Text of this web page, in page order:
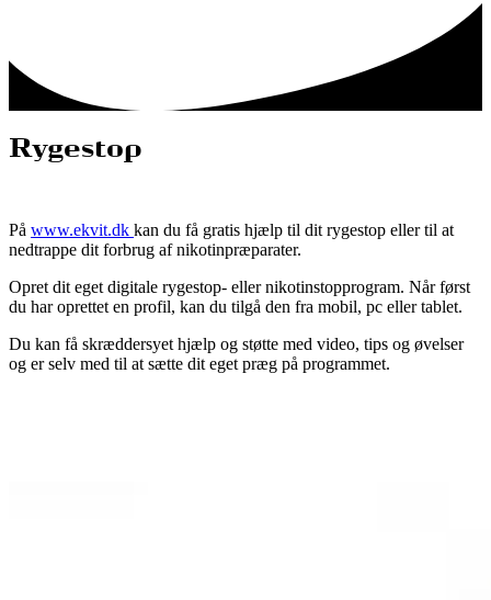
Rygestop
På www.ekvit.dk kan du få gratis hjælp til dit rygestop eller til at
nedtrappe dit forbrug af nikotinpræparater.
Opret dit eget digitale rygestop- eller nikotinstopprogram. Når først
du har oprettet en profil, kan du tilgå den fra mobil, pc eller tablet.
Du kan få skræddersyet hjælp og støtte med video, tips og øvelser
og er selv med til at sætte dit eget præg på programmet.